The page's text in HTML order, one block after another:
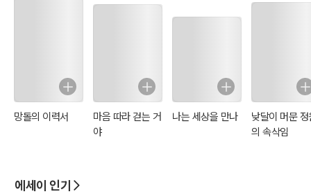
망돌의 이력서
마음 따라 걷는 거
야
나는 세상을 만나
낮달이 머문 정
의 속삭임
에세이 인기